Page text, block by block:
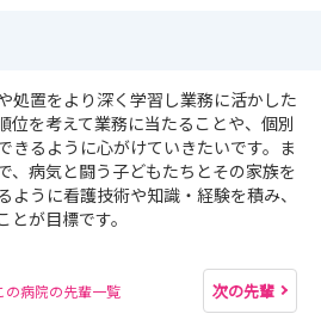
処置をより深く学習し業務に活かした
位を考えて業務に当たることや、個別
きるように心がけていきたいです。ま
、病気と闘う子どもたちとその家族を
ように看護技術や知識・経験を積み、
が目標です。
の病院の先輩一覧 次の先輩